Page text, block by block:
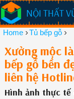
NỘI THẤT
Home ›Tủ bếp gỗ ›
Xưởng mộc
bếp gỗ bền
liên hệ
Hình ảnh thực tế